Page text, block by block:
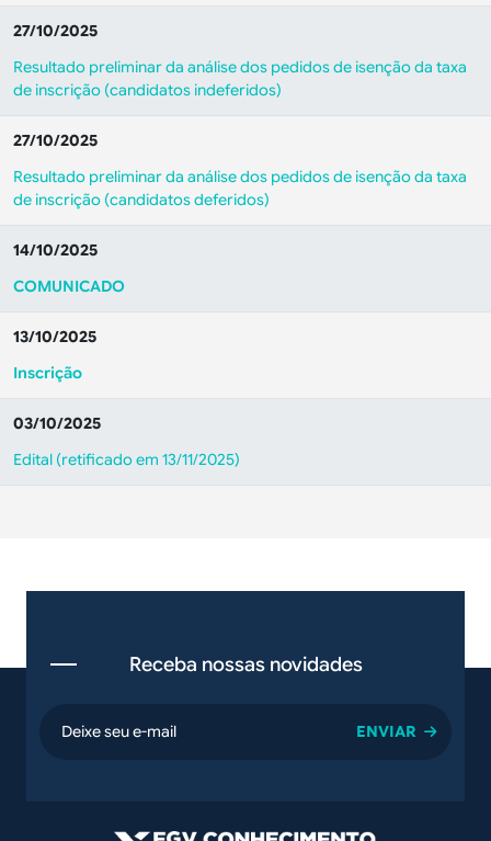
27/10/2025
Resultado preliminar da análise dos pedidos de isenção da taxa
de inscrição (candidatos indeferidos)
27/10/2025
Resultado preliminar da análise dos pedidos de isenção da taxa
de inscrição (candidatos deferidos)
14/10/2025
COMUNICADO
13/10/2025
Inscrição
03/10/2025
Edital (retificado em 13/11/2025)
Receba nossas novidades
email